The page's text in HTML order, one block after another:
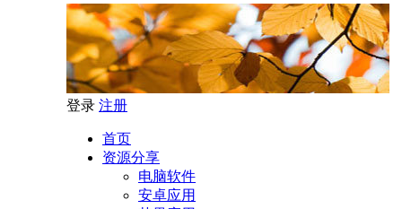
登录 注册
首页
资源分享
电脑软件
安卓应用